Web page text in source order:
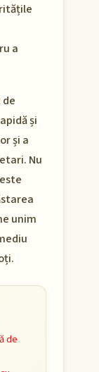
a
și
și a
Nu
unim
de